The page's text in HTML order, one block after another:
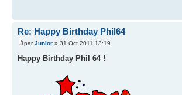
Re: Happy Birthday Phil64
parJunior » 31 Oct 2011 13:19
Happy Birthday Phil 64 !